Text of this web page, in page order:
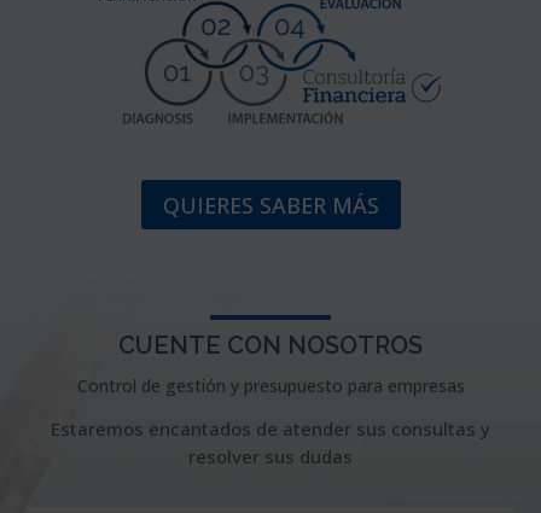
QUIERES SABER MÁS
CUENTE CON NOSOTROS
Control de gestión y presupuesto para empresas
Estaremos encantados de atender sus consultas y
resolver sus dudas